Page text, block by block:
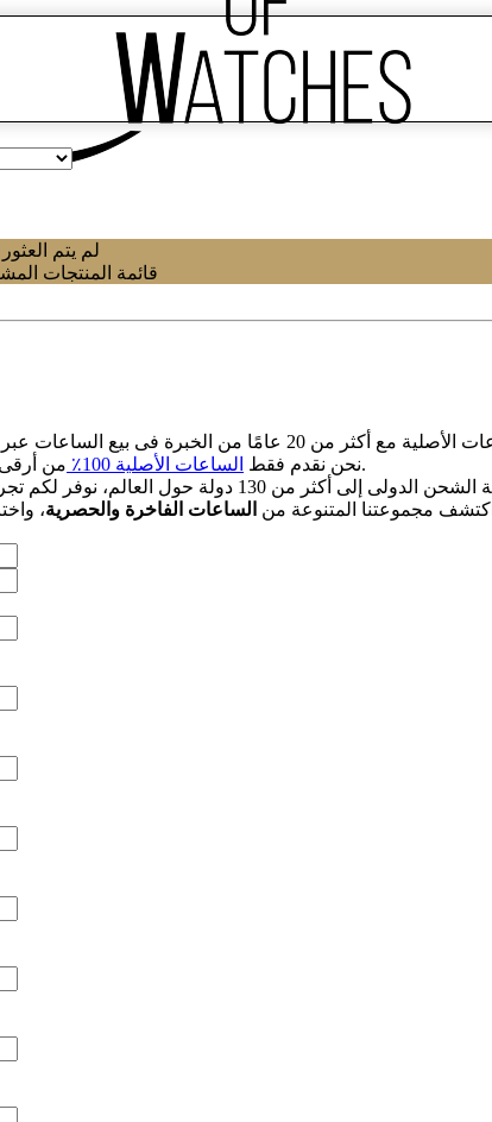
لم يتم
قائمة المنتجات
نحن نقدم فقط الساعات الأصلیة 100٪
من أرقى العلامات التجاریة العالمیة.
اکتشف مجموعتنا المتنوعة من الساعات الفاخرة والحصریة